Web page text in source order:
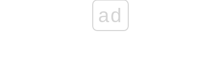
ad